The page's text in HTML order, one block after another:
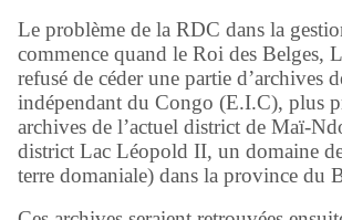
Le problème de la RDC dans la
commence quand le Roi des Belges,
refusé de céder une partie d’archives
indépendant du Congo (E.I.C), plus
archives de l’actuel district de Maï-
district Lac Léopold II, un domaine
terre domaniale) dans la province du